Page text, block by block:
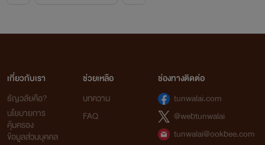
เกี่ยวกับเรา
ธัญวลัยคือ?
นโยบายการ
คุ้มครอง
ข้อมูลส่วนบุคคล
ช่วยเหลือ
บทความ
FAQ
ช่องทางติดต่อ
tunwalai.com
@webtunwalai
tunwalai@ookbee.com